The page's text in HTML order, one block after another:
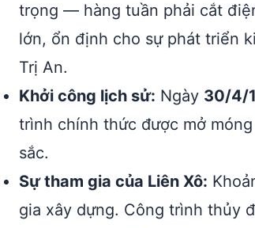
trọng — hàng tuần phải cắt
lớn, ổn định cho sự phát triển
Trị An.
Khởi công lịch sử: Ngày 30/4/
trình chính thức được mở
sắc.
Sự tham gia của Liên Xô:
gia xây dựng. Công trình thủy